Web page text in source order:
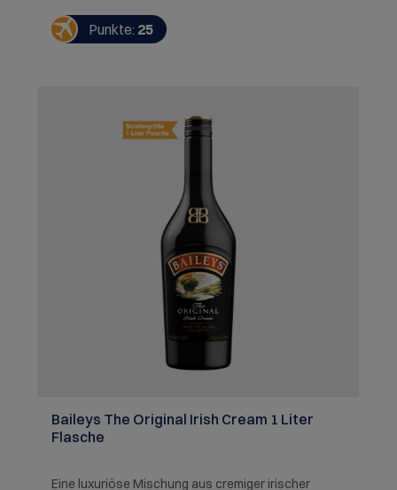
beglückt. Die Essenz dieser handgepflückten Blume
und der aromatischen Pflanzen werden in einem
Punkte: 25
Baileys The Original Irish Cream 1 Liter
Flasche
Eine luxuriöse Mischung aus cremiger irischer